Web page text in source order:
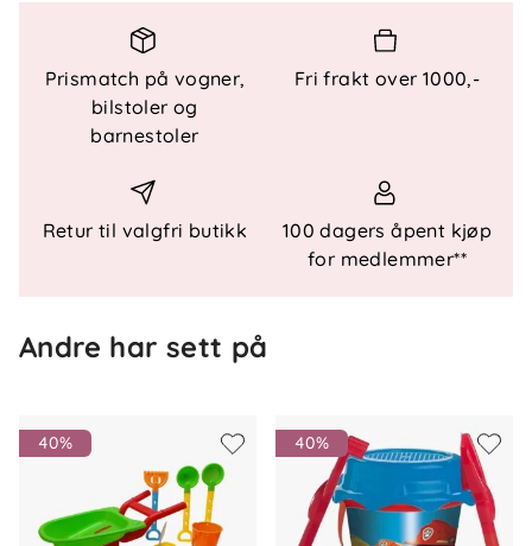
Innhold: Bøtte, spade, rive, vannkanne, sil og to
sandformer
Materiale : Plast
Bruk: Ideell for sandkasse- og strandlek
Prismatch på vogner,
bilstoler og
barnestoler
Fri frakt over 1000,-
Retur til valgfri butikk
100 dagers åpent kjøp
for medlemmer**
Andre har sett på
40% 40%